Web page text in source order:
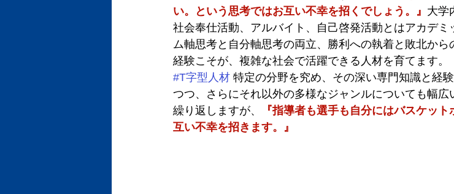
い。という思考ではお互い不幸を招くでしょう。』 大学
社会奉仕活動、アルバイト、自己啓発活動とはアカデ
ム軸思考と自分軸思考の両立、勝利への執着と敗北か
経験こそが、複雑な社会で活躍できる人材を育てます。
#T字型人材 特定の分野を究め、その深い専門知識と経
つつ、さらにそれ以外の多様なジャンルについても幅
繰り返しますが、
『指導者も選手も自分にはバスケッ
互い不幸を招きます。』